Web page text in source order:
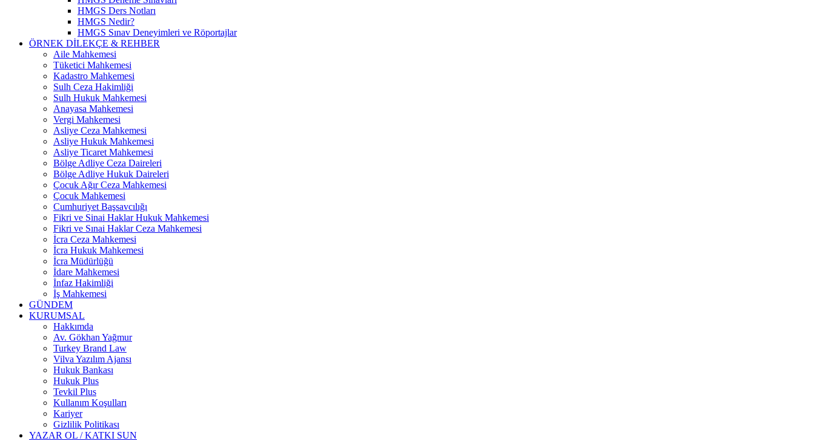
HMGS Ders Notları
HMGS Nedir?
HMGS Sınav Deneyimleri ve Röportajlar
ÖRNEK DILEKÇE & REHBER
Aile Mahkemesi
Tüketici Mahkemesi
Kadastro Mahkemesi
Sulh Ceza Hakimliği
Sulh Hukuk Mahkemesi
Anayasa Mahkemesi
Vergi Mahkemesi
Asliye Ceza Mahkemesi
Asliye Hukuk Mahkemesi
Asliye Ticaret Mahkemesi
Bölge Adliye Ceza Daireleri
Bölge Adliye Hukuk Daireleri
Çocuk Ağır Ceza Mahkemesi
Çocuk Mahkemesi
Cumhuriyet Başsavcılığı
Fikri ve Sinai Haklar Hukuk Mahkemesi
Fikri ve Sınai Haklar Ceza Mahkemesi
İcra Ceza Mahkemesi
İcra Hukuk Mahkemesi
İcra Müdürlüğü
İdare Mahkemesi
İnfaz Hakimliği
İş Mahkemesi
GÜNDEM
KURUMSAL
Hakkımda
Av. Gökhan Yağmur
Turkey Brand Law
Vilva Yazılım Ajansı
Hukuk Bankası
Hukuk Plus
Tevkil Plus
Kullanım Koşulları
Kariyer
Gizlilik Politikası
YAZAR OL / KATKI SUN